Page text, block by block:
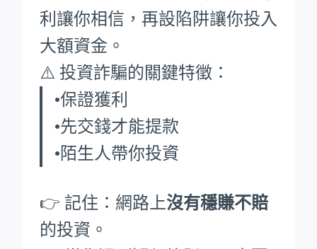
利讓你相信，再設陷阱讓你投入
大額資金。
⚠️ 投資詐騙的關鍵特徵：
•保證獲利
•先交錢才能提款
•陌生人帶你投資
👉 記住：網路上沒有穩賺不賠
的投資。